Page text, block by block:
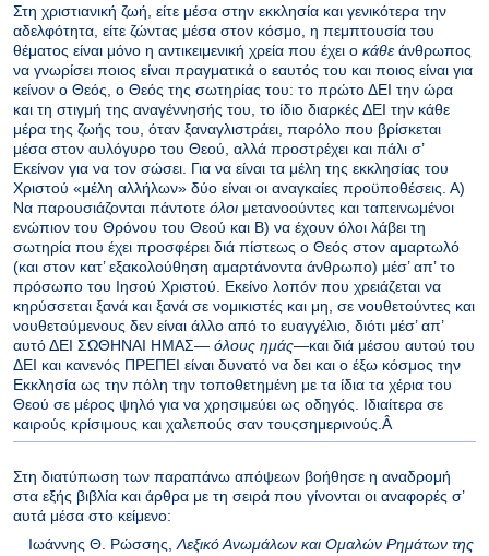
Στη χριστιανική ζωή, είτε μέσα στην εκκλησία και γενικότερα την
αδελφότητα, είτε ζώντας μέσα στον κόσμο, η πεμπτουσία του
θέματος είναι μόνο η αντικειμενική χρεία που έχει ο κάθεάνθρωπος
να γνωρίσει ποιος είναι πραγματικά ο εαυτός του και ποιος είναι για
κείνον ο Θεός, ο Θεός της σωτηρίας του: το πρώτο ΔΕΙ την ώρα
και τη στιγμή της αναγέννησής του, το ίδιο διαρκές ΔΕΙ την κάθε
μέρα της ζωής του, όταν ξαναγλιστράει, παρόλο που βρίσκεται
μέσα στον αυλόγυρο του Θεού, αλλά προστρέχει και πάλι σ’
Εκείνον για να τον σώσει. Για να είναι τα μέλη της εκκλησίας του
Χριστού «μέλη αλλήλων» δύο είναι οι αναγκαίες προϋποθέσεις. Α)
Να παρουσιάζονται πάντοτε όλοι μετανοούντες και ταπεινωμένοι
ενώπιον του Θρόνου του Θεού και Β) να έχουν όλοι λάβει τη
σωτηρία που έχει προσφέρει διά πίστεως ο Θεός στον αμαρτωλό
(και στον κατ’ εξακολούθηση αμαρτάνοντα άνθρωπο) μέσ’ απ’ το
πρόσωπο του Ιησού Χριστού. Εκείνο λοπόν που χρειάζεται να
κηρύσσεται ξανά και ξανά σε νομικιστές και μη, σε νουθετούντες και
νουθετούμενους δεν είναι άλλο από το ευαγγέλιο, διότι μέσ’ απ’
αυτό ΔΕΙ ΣΩΘΗΝΑΙ ΗΜΑΣ— όλους ημάς—και διά μέσου αυτού του
ΔΕΙ και κανενός ΠΡΕΠΕΙ είναι δυνατό να δει και ο έξω κόσμος την
Εκκλησία ως την πόλη την τοποθετημένη με τα ίδια τα χέρια του
Θεού σε μέρος ψηλό για να χρησιμεύει ως οδηγός. Ιδιαίτερα σε
καιρούς κρίσιμους και χαλεπούς σαν τουςσημερινούς.Â
Στη διατύπωση των παραπάνω απόψεων βοήθησε η αναδρομή
στα εξής βιβλία και άρθρα με τη σειρά που γίνονται οι αναφορές σ’
αυτά μέσα στο κείμενο:
Ιωάννης Θ. Ρώσσης,Λεξικό Ανωμάλων και Ομαλών Ρημάτων της